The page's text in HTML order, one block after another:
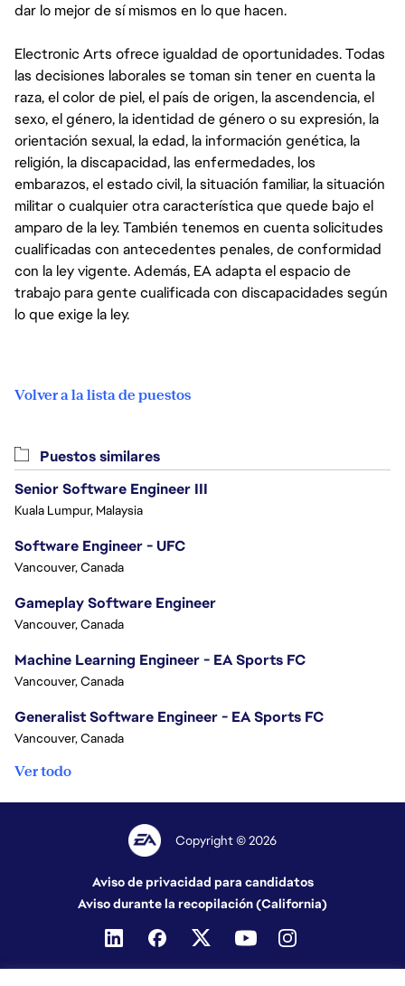
dar lo mejor de sí mismos en lo que hacen.
Electronic Arts ofrece igualdad de oportunidades. Todas
las decisiones laborales se toman sin tener en cuenta la
raza, el color de piel, el país de origen, la ascendencia, el
sexo, el género, la identidad de género o su expresión, la
orientación sexual, la edad, la información genética, la
religión, la discapacidad, las enfermedades, los
embarazos, el estado civil, la situación familiar, la situación
militar o cualquier otra característica que quede bajo el
amparo de la ley. También tenemos en cuenta solicitudes
cualificadas con antecedentes penales, de conformidad
con la ley vigente. Además, EA adapta el espacio de
trabajo para gente cualificada con discapacidades según
lo que exige la ley.
Volver a la lista de puestos
Puestos similares
Senior Software Engineer III
Kuala Lumpur, Malaysia
Software Engineer - UFC
Vancouver, Canada
Gameplay Software Engineer
Vancouver, Canada
Machine Learning Engineer - EA Sports FC
Vancouver, Canada
Generalist Software Engineer - EA Sports FC
Vancouver, Canada
Ver todo
Copyright © 2026
Aviso de privacidad para candidatos
Aviso durante la recopilación (California)